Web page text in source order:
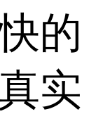
的
实